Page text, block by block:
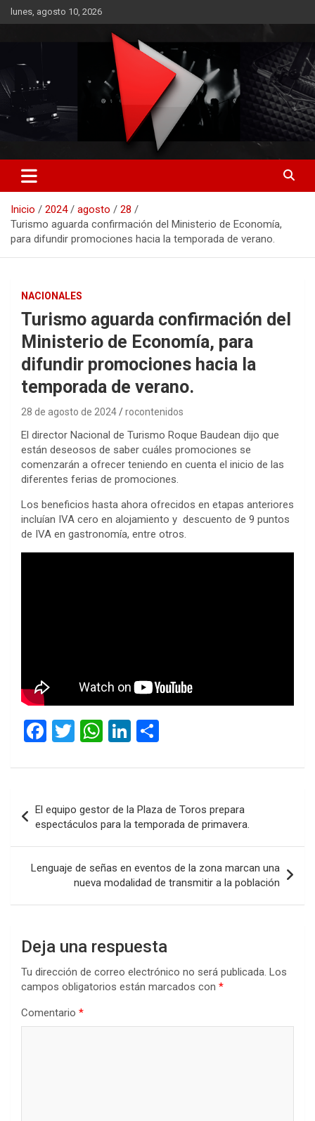
Saltar
al
lunes, agosto 10, 2026
RO CONTENIDOS
Inicio 2024 agosto
28
Turismo aguarda confirmación del Ministerio de Economía,
para difundir promociones hacia la temporada de verano.
NACIONALES
Turismo aguarda confirmación del
Ministerio de Economía, para
difundir promociones hacia la
temporada de verano.
28 de agosto de 2024 rocontenidos
El director Nacional de Turismo Roque Baudean dijo que
están deseosos de saber cuáles promociones se
comenzarán a ofrecer teniendo en cuenta el inicio de las
diferentes ferias de promociones.
Los beneficios hasta ahora ofrecidos en etapas anteriores
incluían IVA cero en alojamiento y descuento de 9 puntos
de IVA en gastronomía, entre otros.
F
ce
o
o
k
T
tt
W
at
A
p
p
Li
ke
dI
n
m
p
ar
tir
de
entradas
El equipo gestor de la Plaza de Toros prepara
espectáculos para la temporada de primavera.
Lenguaje de señas en eventos de la zona marcan una
nueva modalidad de transmitir a la población
Deja una respuesta
Tu dirección de correo electrónico no será publicada. Los
campos obligatorios están marcados con *
Comentario *